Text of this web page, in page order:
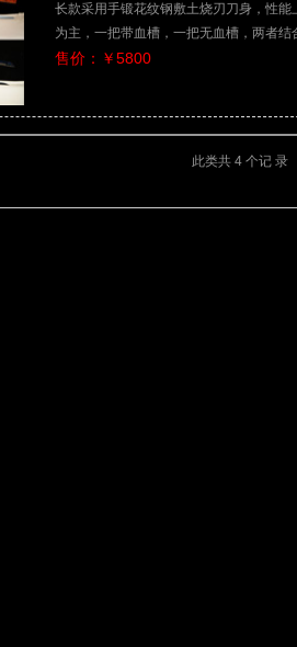
长款采用手锻花纹钢敷土烧刃刀身，性
为主，一把带血槽，一把无血槽，两者
售价：￥5800
此类共 4 个记 录